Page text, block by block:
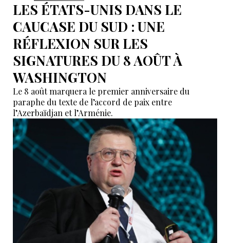
LES ÉTATS-UNIS DANS LE
CAUCASE DU SUD : UNE
RÉFLEXION SUR LES
SIGNATURES DU 8 AOÛT À
WASHINGTON
Le 8 août marquera le premier anniversaire du
paraphe du texte de l’accord de paix entre
l’Azerbaïdjan et l’Arménie.